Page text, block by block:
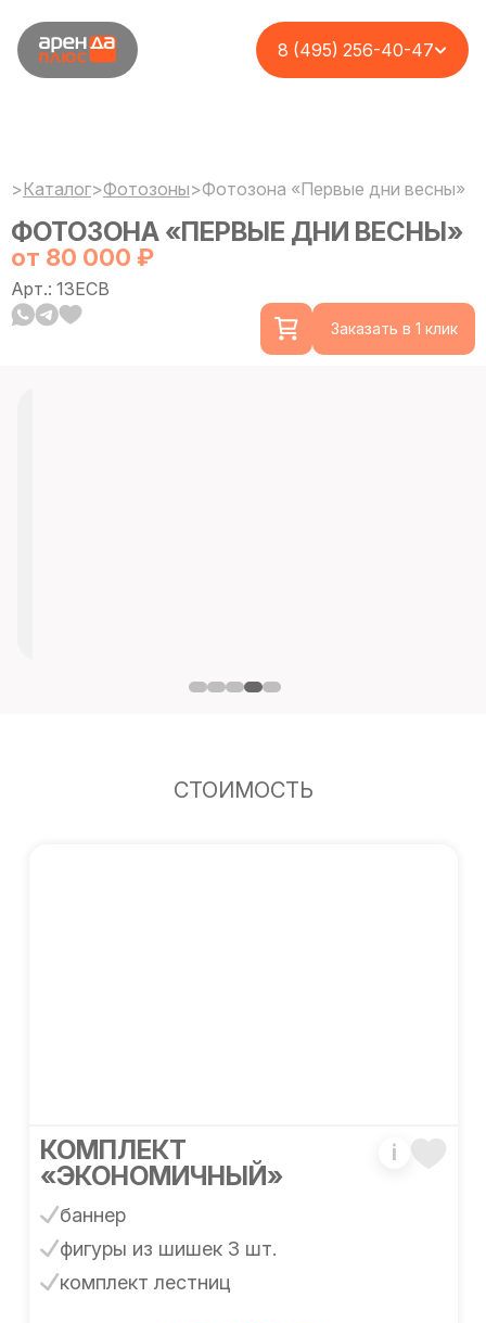
8 (495) 256-40-47
>Каталог>Фотозоны>Фотозона «Первые дни весны»
ФОТОЗОНА «ПЕРВЫЕ ДНИ ВЕСНЫ»
от 80 000 ₽
Арт.: 13ECB
Заказать в 1 клик
СТОИМОСТЬ
КОМПЛЕКТ
«ЭКОНОМИЧНЫЙ»
i
баннер
фигуры из шишек 3 шт.
комплект лестниц